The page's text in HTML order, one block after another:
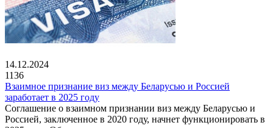
14.12.2024
1136
Взаимное признание виз между Беларусью и Россией
заработает в 2025 году
Соглашение о взаимном признании виз между Беларусью и
Россией, заключенное в 2020 году, начнет функционировать в